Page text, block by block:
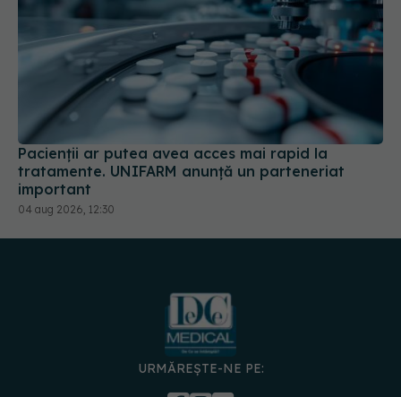
Pacienții ar putea avea acces mai rapid la
tratamente. UNIFARM anunță un parteneriat
important
04 aug 2026, 12:30
URMĂREȘTE-NE PE:
DESCARCĂ APLICAȚIA